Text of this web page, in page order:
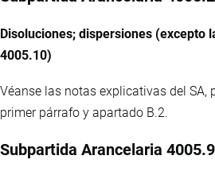
Disoluciones; dispersiones (excepto
4005.10)
Véanse las notas explicativas del SA,
primer párrafo y apartado B.2.
Subpartida Arancelaria